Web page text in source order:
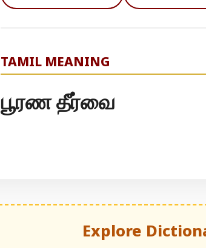
TAMIL MEANING
பூரண தீர்வை
Explore